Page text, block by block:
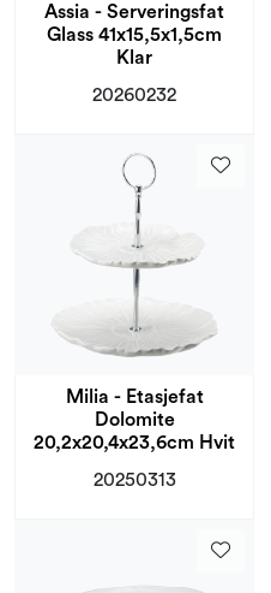
Assia - Serveringsfat
Glass 41x15,5x1,5cm
Klar
20260232
Milia - Etasjefat
Dolomite
20,2x20,4x23,6cm Hvit
20250313